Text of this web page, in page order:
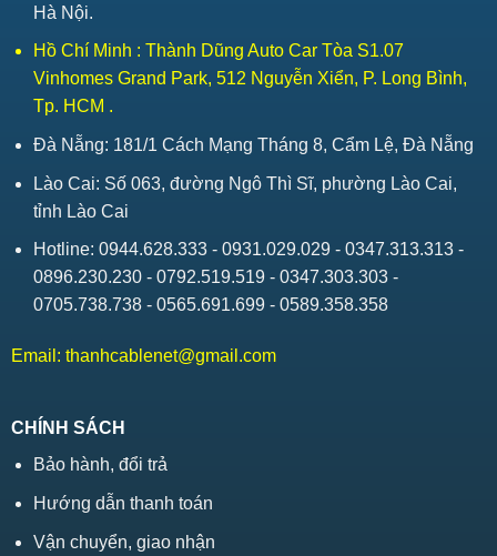
Hà Nội.
Hồ Chí Minh : Thành Dũng Auto Car Tòa S1.07
Vinhomes Grand Park, 512 Nguyễn Xiển, P. Long Bình,
Tp. HCM .
Đà Nẵng: 181/1 Cách Mạng Tháng 8, Cẩm Lệ, Đà Nẵng
Lào Cai: Số 063, đường Ngô Thì Sĩ, phường Lào Cai,
tỉnh Lào Cai
Hotline: 0944.628.333 - 0931.029.029 - 0347.313.313 -
0896.230.230 - 0792.519.519 - 0347.303.303 -
0705.738.738 - 0565.691.699 - 0589.358.358
Email: thanhcablenet@gmail.com
CHÍNH SÁCH
Bảo hành, đổi trả
Hướng dẫn thanh toán
Vận chuyển, giao nhận